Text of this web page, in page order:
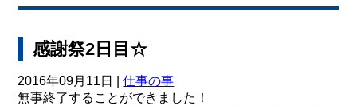
感謝祭2日目☆
2016年09月11日 |仕事の事
無事終了することができました！